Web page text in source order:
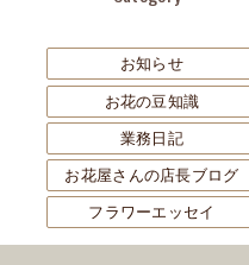
お知らせ
お花の豆知識
業務日記
お花屋さんの店長ブログ
フラワーエッセイ